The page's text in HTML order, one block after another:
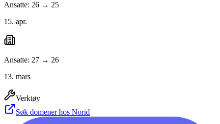
Ansatte: 26 → 25
15. apr.
Ansatte: 27 → 26
13. mars
Verktøy
Søk domener hos Norid